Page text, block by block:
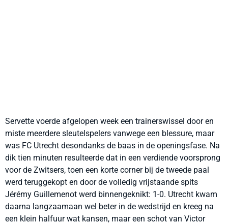
Servette voerde afgelopen week een trainerswissel door en
miste meerdere sleutelspelers vanwege een blessure, maar
was FC Utrecht desondanks de baas in de openingsfase. Na
dik tien minuten resulteerde dat in een verdiende voorsprong
voor de Zwitsers, toen een korte corner bij de tweede paal
werd teruggekopt en door de volledig vrijstaande spits
Jérémy Guillemenot werd binnengeknikt: 1-0. Utrecht kwam
daarna langzaamaan wel beter in de wedstrijd en kreeg na
een klein halfuur wat kansen, maar een schot van Victor